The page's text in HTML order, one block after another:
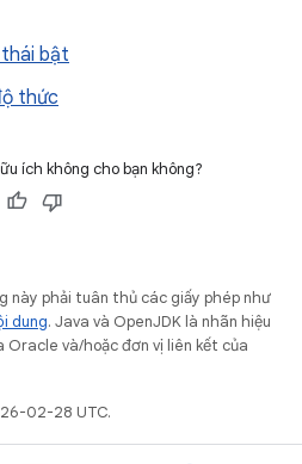
bật
thức
ích không cho bạn không?
này phải tuân thủ các giấy phép như
dung. Java và OpenJDK là nhãn hiệu
Oracle và/hoặc đơn vị liên kết của
02-28 UTC.